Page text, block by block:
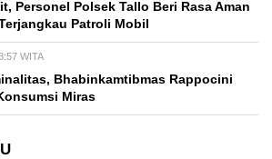
Personel Polsek Tallo Beri Rasa Aman
Patroli Mobil
WITA
Bhabinkamtibmas Rappocini
Miras